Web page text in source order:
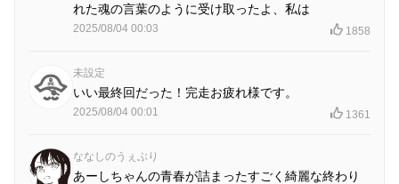
れた魂の言葉のように受け取ったよ、私は
2025/08/04 00:03 1858
未設定
いい最終回だった！完走お疲れ様です。
2025/08/04 00:01 1361
ななしのうぇぶり
あーしちゃんの青春が詰まったすごく綺麗な終わり